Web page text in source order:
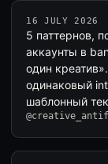
16 JULY 2026
5 паттернов,
аккаунты в
один
одинаковый
шаблонный